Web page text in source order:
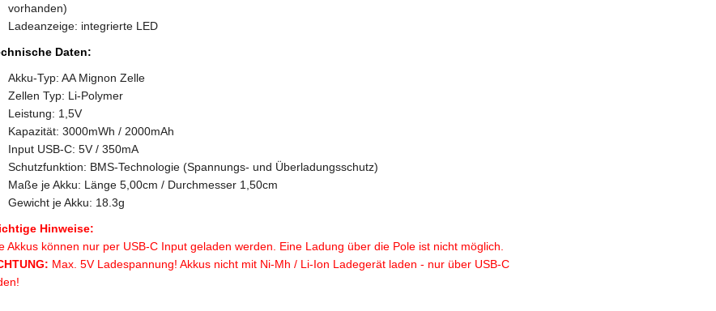
vorhanden)
Ladeanzeige: integrierte LED
Daten:
Akku-Typ: AA Mignon Zelle
Zellen Typ: Li-Polymer
Leistung: 1,5V
Kapazität: 3000mWh / 2000mAh
Input USB-C: 5V / 350mA
Schutzfunktion: BMS-Technologie (Spannungs- und Überladungsschutz)
Maße je Akku: Länge 5,00cm / Durchmesser 1,50cm
Gewicht je Akku: 18.3g
Hinweise:
Akkus können nur per USB-C Input geladen werden. Eine Ladung über die Pole ist nicht möglich.
Max. 5V Ladespannung! Akkus nicht mit Ni-Mh / Li-Ion Ladegerät laden - nur über USB-C